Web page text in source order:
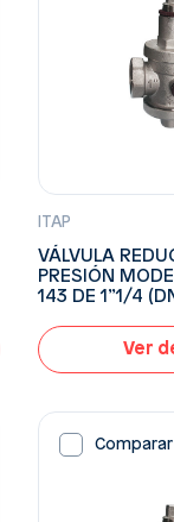
ITAP
VÁLVULA
PRESIÓN
143 DE 1”1/4
Ver
Comparar